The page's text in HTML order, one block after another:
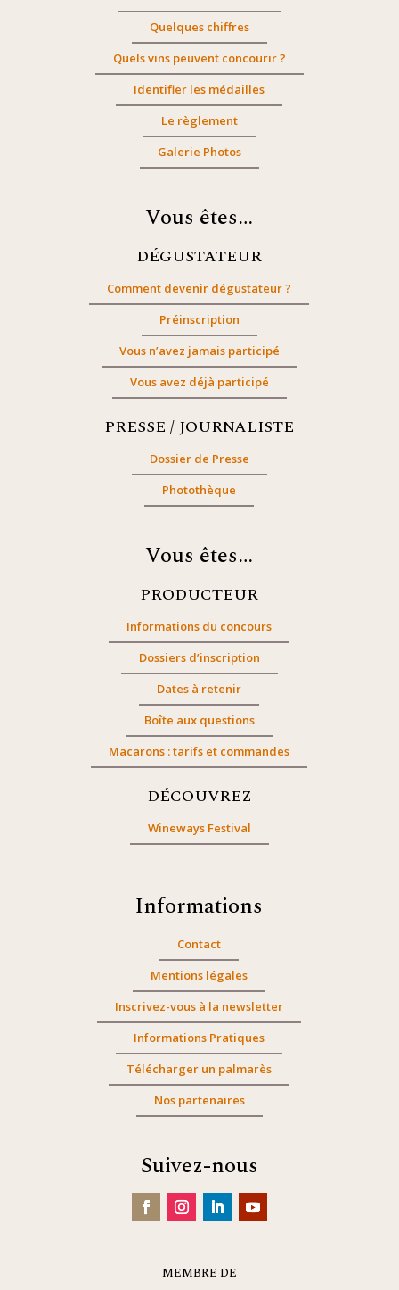
Quelques chiffres
Quels vins peuvent concourir ?
Identifier les médailles
Le règlement
Galerie Photos
Vous êtes…
DÉGUSTATEUR
Comment devenir dégustateur ?
Préinscription
Vous n’avez jamais participé
Vous avez déjà participé
PRESSE / JOURNALISTE
Dossier de Presse
Photothèque
Vous êtes…
PRODUCTEUR
Informations du concours
Dossiers d’inscription
Dates à retenir
Boîte aux questions
Macarons : tarifs et commandes
DÉCOUVREZ
Wineways Festival
Informations
Contact
Mentions légales
Inscrivez-vous à la newsletter
Informations Pratiques
Télécharger un palmarès
Nos partenaires
Suivez-nous
MEMBRE DE